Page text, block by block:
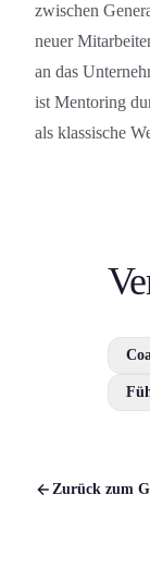
zwischen
neuer
an das
ist Mentoring
als klassische
Zurück zum